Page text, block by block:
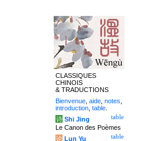
CLASSIQUES
CHINOIS
& TRADUCTIONS
Bienvenue aide notes
introduction table
table
诗 Shi Jing
Le Canon des Poèmes
table
论 Lun Yu